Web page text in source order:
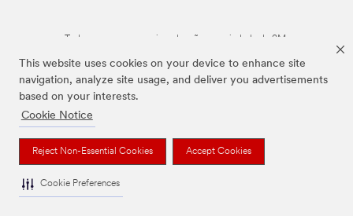
This website uses cookies on your device to enhance site
navigation, analyze site usage, and deliver you advertisements
based on your interests.
Cookie Notice
Reject Non-Essential Cookies Accept Cookies
Cookie Preferences
Todas as marcas mencionadas são propriedade da 3M.